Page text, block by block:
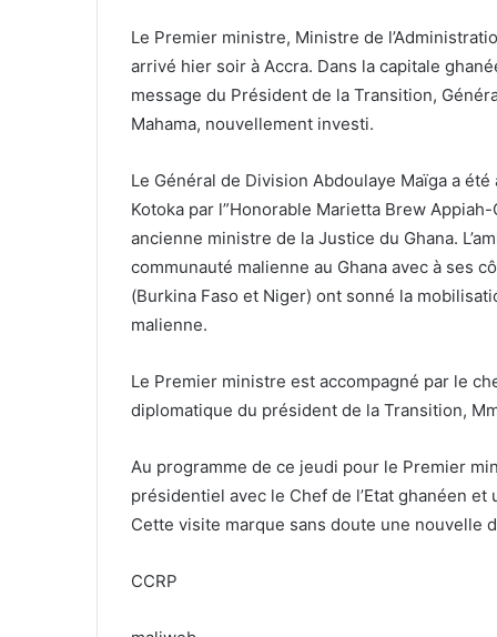
Le Premier ministre, Ministre de
arrivé hier soir à Accra. Dans la capitale
message du Président de la Transition,
Mahama, nouvellement investi.
Le Général de Division Abdoulaye Maïga a
Kotoka par l”Honorable Marietta Brew
ancienne ministre de la Justice du Ghana.
communauté malienne au Ghana avec à ses
(Burkina Faso et Niger) ont sonné la
malienne.
Le Premier ministre est accompagné par le
diplomatique du président de la Transition,
Au programme de ce jeudi pour le Premier
présidentiel avec le Chef de l’Etat ghanéen
Cette visite marque sans doute une nouvelle
CCRP